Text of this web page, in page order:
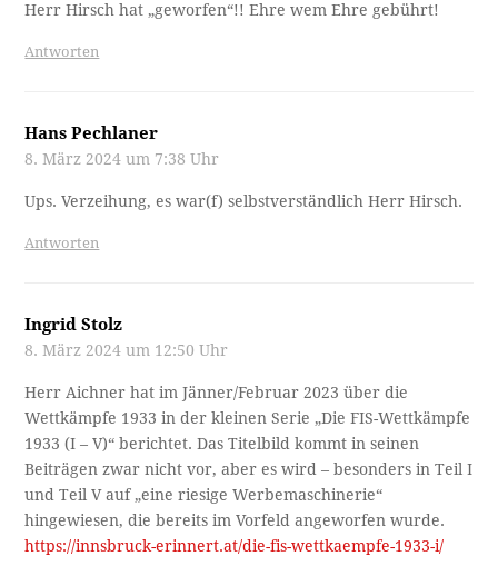
Herr Hirsch hat „geworfen“!! Ehre wem Ehre gebührt!
Antworten
Hans Pechlaner
8. März 2024 um 7:38 Uhr
Ups. Verzeihung, es war(f) selbstverständlich Herr Hirsch.
Antworten
Ingrid Stolz
8. März 2024 um 12:50 Uhr
Herr Aichner hat im Jänner/Februar 2023 über die
Wettkämpfe 1933 in der kleinen Serie „Die FIS-Wettkämpfe
1933 (I – V)“ berichtet. Das Titelbild kommt in seinen
Beiträgen zwar nicht vor, aber es wird – besonders in Teil I
und Teil V auf „eine riesige Werbemaschinerie“
hingewiesen, die bereits im Vorfeld angeworfen wurde.
https://innsbruck-erinnert.at/die-fis-wettkaempfe-1933-i/